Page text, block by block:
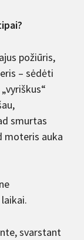
požiūris,
– sėdėti
smurtas
moteris auka
svarstant